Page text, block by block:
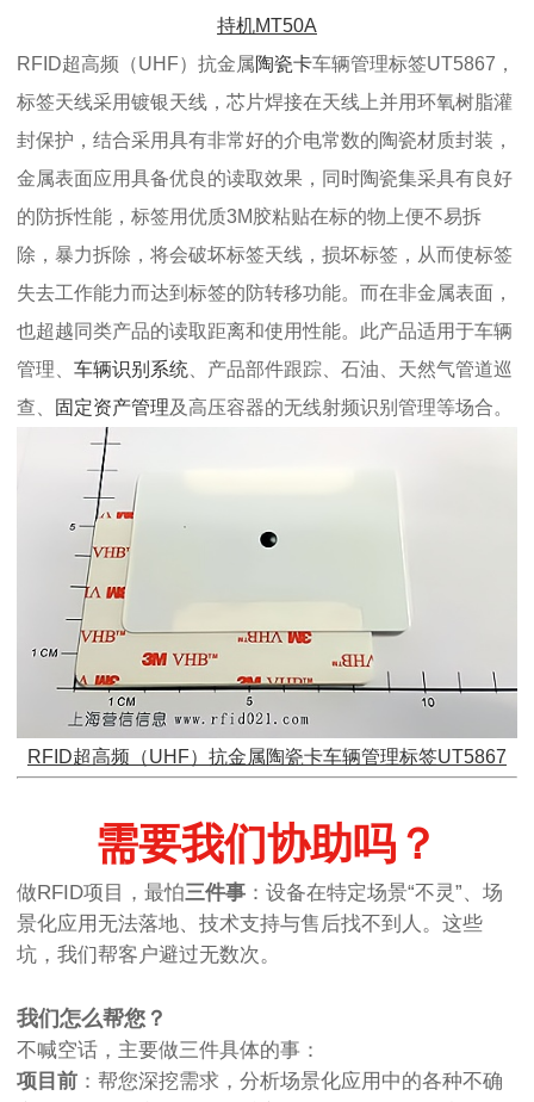
持机MT50A
RFID超高频（UHF）抗金属陶瓷卡车辆管理标签UT5867，
标签天线采用镀银天线，芯片焊接在天线上并用环氧树脂灌
封保护，结合采用具有非常好的介电常数的陶瓷材质封装，
金属表面应用具备优良的读取效果，同时陶瓷集采具有良好
的防拆性能，标签用优质3M胶粘贴在标的物上便不易拆
除，暴力拆除，将会破坏标签天线，损坏标签，从而使标签
失去工作能力而达到标签的防转移功能。而在非金属表面，
也超越同类产品的读取距离和使用性能。此产品适用于车辆
管理、 车辆识别系统 、产品部件跟踪、石油、天然气管道巡
查、
固定资产管理及高压容器的无线射频识别管理等场合。
RFID超高频（UHF）抗金属陶瓷卡车辆管理标签UT5867
需要我们协助吗？
做RFID项目，最怕三件事 ：设备在特定场景“不灵”、场
景化应用无法落地、技术支持与售后找不到人。这些
坑，我们帮客户避过无数次。
我们怎么帮您？
不喊空话，主要做三件具体的事：
项目前 ：帮您深挖需求，分析场景化应用中的各种不确